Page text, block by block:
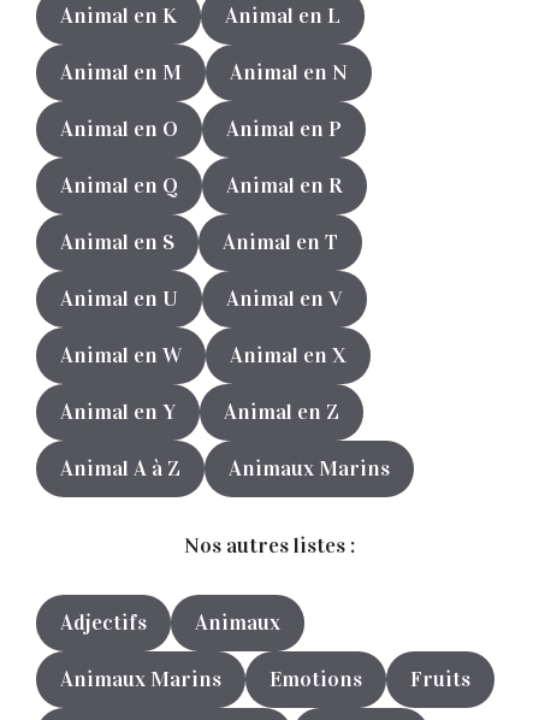
Animal en K Animal en L
Animal en M Animal en N
Animal en O Animal en P
Animal en Q Animal en R
Animal en S Animal en T
Animal en U Animal en V
Animal en W Animal en X
Animal en Y Animal en Z
Animal A à Z Animaux Marins
Nos autres listes :
Adjectifs Animaux
Animaux Marins Emotions Fruits